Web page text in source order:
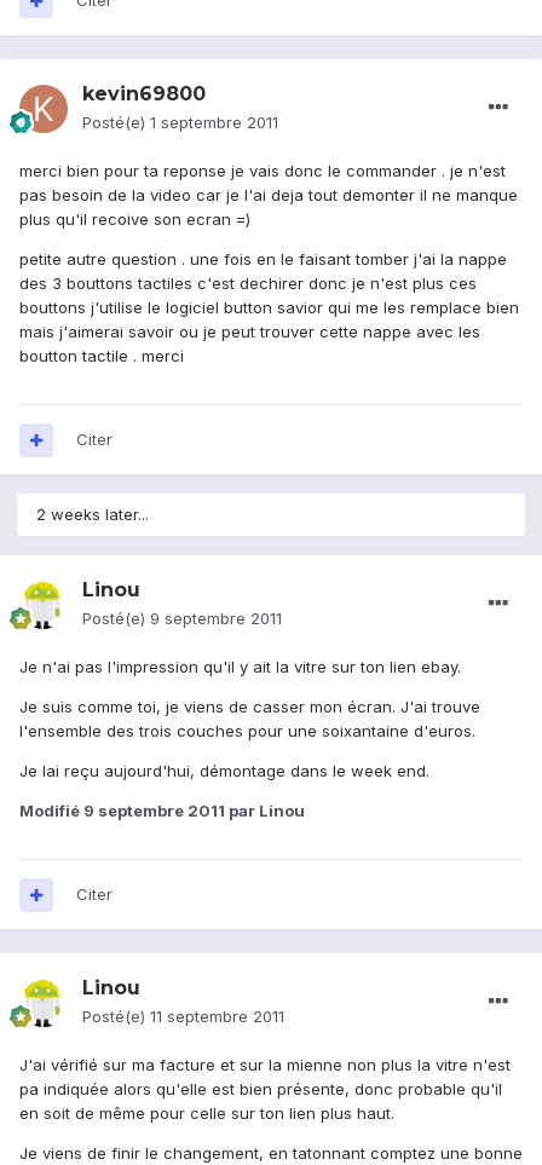
kevin69800
Posté(e) 1 septembre 2011
merci bien pour ta reponse je vais donc le commander . je n'est
pas besoin de la video car je l'ai deja tout demonter il ne manque
plus qu'il recoive son ecran =)
petite autre question . une fois en le faisant tomber j'ai la nappe
des 3 bouttons tactiles c'est dechirer donc je n'est plus ces
bouttons j'utilise le logiciel button savior qui me les remplace bien
mais j'aimerai savoir ou je peut trouver cette nappe avec les
boutton tactile . merci
Citer
2 weeks later...
Linou
Posté(e) 9 septembre 2011
Je n'ai pas l'impression qu'il y ait la vitre sur ton lien ebay.
Je suis comme toi, je viens de casser mon écran. J'ai trouve
l'ensemble des trois couches pour une soixantaine d'euros.
Je lai reçu aujourd'hui, démontage dans le week end.
Modifié 9 septembre 2011 par Linou
Citer
Linou
Posté(e) 11 septembre 2011
J'ai vérifié sur ma facture et sur la mienne non plus la vitre n'est
pa indiquée alors qu'elle est bien présente, donc probable qu'il
en soit de même pour celle sur ton lien plus haut.
Je viens de finir le changement, en tatonnant comptez une bonne